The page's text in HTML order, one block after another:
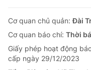
Cơ quan chủ quản:Đài
Cơ quan báo chí: Thời
Giấy phép hoạt động
cấp ngày 29/12/2023